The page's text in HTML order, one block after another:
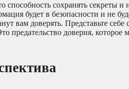
сохранять секреты
будет в безопасности и не
вам доверять. Представьте себе
предательство доверия,